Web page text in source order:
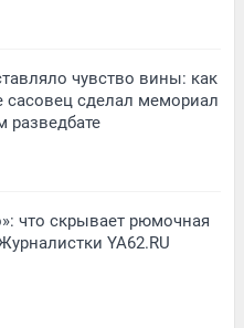
чувство вины: как
сделал мемориал
разведбате
что скрывает рюмочная
YA62.RU